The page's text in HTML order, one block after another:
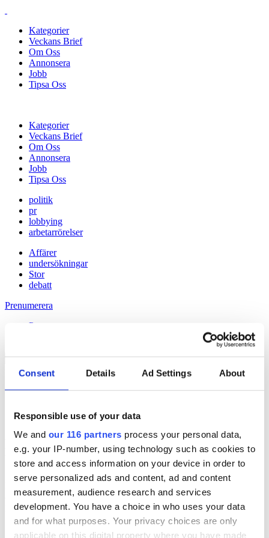
Consent Details Ad Settings About
Responsible use of your data
We and our 116 partners process your personal data,
e.g. your IP-number, using technology such as cookies to
store and access information on your device in order to
serve personalized ads and content, ad and content
measurement, audience research and services
development. You have a choice in who uses your data
and for what purposes. Your privacy choices are only
applicable on this digital property where you have made
Kategorier
Veckans Brief
Om Oss
Annonsera
Jobb
Tipsa Oss
Kategorier
Veckans Brief
Om Oss
Annonsera
Jobb
Tipsa Oss
politik
pr
lobbying
arbetarrörelser
Affärer
undersökningar
Stor
debatt
Prenumerera
Prenumerera
18 Jun 2015
Jorma Ollila byter Shell mot pr-byrå
Håll dig uppdaterad med
Veckans Brief!
Få exklusiv tillgång till Veckans Brief, den essentiella läsningen för
alla som driver opinionsbildning och samhällsförändring, genom en
prenumeration på Dagens Opinion.
Grundprenumeration